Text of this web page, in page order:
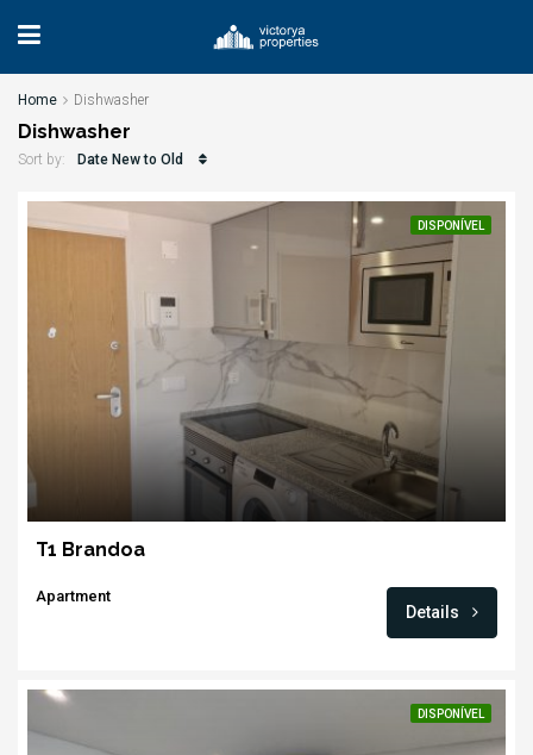
Home Dishwasher
Dishwasher
Sort by: Date New to Old
DISPONÍVEL
T1 Brandoa
Apartment
Details
DISPONÍVEL